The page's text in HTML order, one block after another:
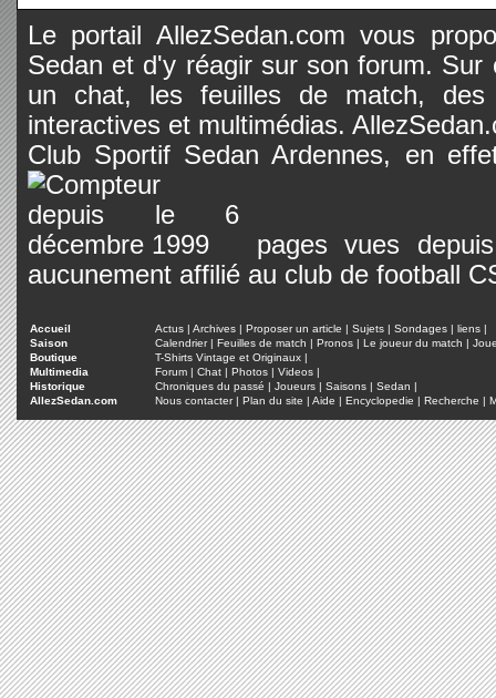
Le portail AllezSedan.com vous
Sedan et d'y réagir sur son forum.
un chat, les feuilles de match, des
interactives et multimédias.
Club Sportif Sedan Ardennes, en
pages vues
aucunement affilié au club de football
Accueil Actus | Archives | Proposer un article | Sujets | Sondages | liens |
Saison
Calendrier| Feuilles de match | Pronos | Le joueur du match |
Boutique
T-Shirts Vintage et Originaux |
Multimedia
Forum | Chat | Photos | Videos |
Historique
Chroniques du passé | Joueurs | Saisons | Sedan |
AllezSedan.com
Nous contacter| Plan du site | Aide | Encyclopedie | Recherche |